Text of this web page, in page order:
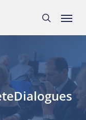
search
Menu